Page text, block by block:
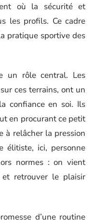
où la sécurité et
les profils. Ce cadre
pratique sportive des
un rôle central. Les
ces terrains, ont un
confiance en soi. Ils
en procurant ce petit
à relâcher la pression
élitiste, ici, personne
normes : on vient
et retrouver le plaisir
d’une routine